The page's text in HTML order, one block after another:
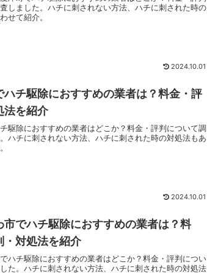
しました。ハチに刺されない方法、ハチに刺された時の
せて紹介。
2024.10.01
ハチ駆除におすすめの業者は？料金・評
法を紹介
駆除におすすめの業者はどこか？料金・評判について調
ハチに刺されない方法、ハチに刺された時の対処法もあ
2024.10.01
市でハチ駆除におすすめの業者は？料
・対処法を紹介
ハチ駆除におすすめの業者はどこか？料金・評判につい
た。ハチに刺されない方法、ハチに刺された時の対処法